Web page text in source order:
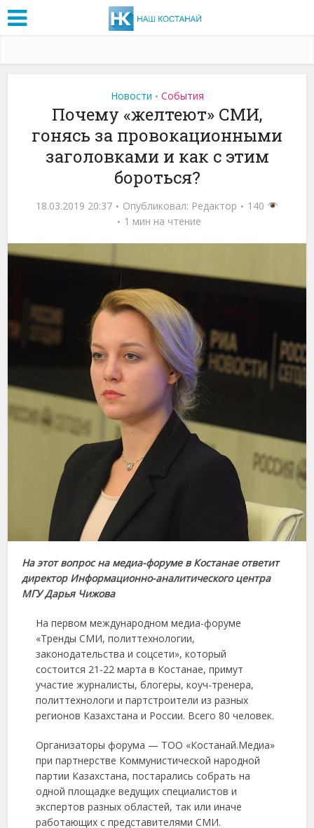
Новости • События
Почему «желтеют» СМИ,
гонясь за провокационными
заголовками и как с этим
бороться?
18.03.2019 20:37 Опубликовал: Редактор
140
1 мин на чтение
На этот вопрос на медиа-форуме в Костанае ответит
директор Информационно-аналитического центра
МГУ Дарья Чижова
На первом международном медиа-форуме
«Тренды СМИ, политтехнологии,
законодательства и соцсети», который
состоится 21-22 марта в Костанае, примут
участие журналисты, блогеры, коуч-тренера,
политтехнологи и партстроители из разных
регионов Казахстана и России. Всего 80 человек.
Организаторы форума — ТОО «Костанай.Медиа»
при партнерстве Коммунистической народной
партии Казахстана, постарались собрать на
одной площадке ведущих специалистов и
экспертов разных областей, так или иначе
работающих с представителями СМИ.